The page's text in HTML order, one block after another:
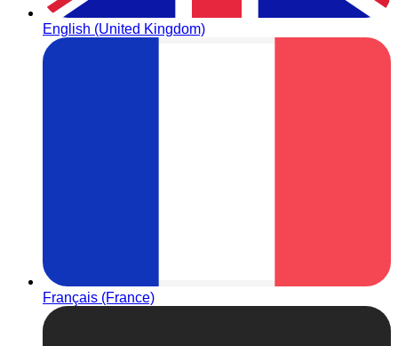
English (United Kingdom)
Français (France)